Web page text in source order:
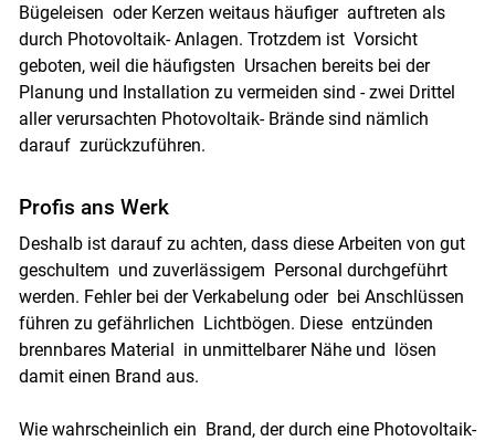
Bügeleisen oder Kerzen weitaus häufiger auftreten als
durch Photovoltaik- Anlagen. Trotzdem ist Vorsicht
geboten, weil die häufigsten Ursachen bereits bei der
Planung und Installation zu vermeiden sind - zwei Drittel
aller verursachten Photovoltaik- Brände sind nämlich
darauf zurückzuführen.
Profis ans Werk
Deshalb ist darauf zu achten, dass diese Arbeiten von gut
geschultem und zuverlässigem Personal durchgeführt
werden. Fehler bei der Verkabelung oder bei Anschlüssen
führen zu gefährlichen Lichtbögen. Diese entzünden
brennbares Material in unmittelbarer Nähe und lösen
damit einen Brand aus.
Wie wahrscheinlich ein Brand, der durch eine Photovoltaik-